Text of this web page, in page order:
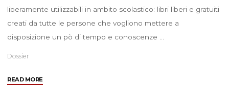
liberamente utilizzabili in ambito scolastico: libri liberi e gratuiti
creati da tutte le persone che vogliono mettere a
disposizione un pò di tempo e conoscenze …
Dossier
READ MORE"Libri